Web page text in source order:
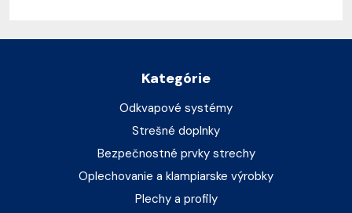
Kategórie
Odkvapové systémy
Strešné doplnky
Bezpečnostné prvky strechy
Oplechovanie a klampiarske výrobky
Plechy a profily